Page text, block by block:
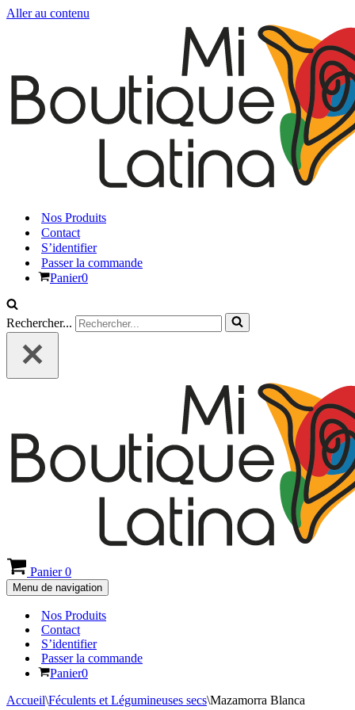
Aller au contenu
Nos Produits
Contact
S’identifier
Passer la commande
Panier0
Rechercher...
Panier0
Menu de navigation
Nos Produits
Contact
S’identifier
Passer la commande
Panier0
Accueil\Féculents et Légumineuses secs\Mazamorra Blanca